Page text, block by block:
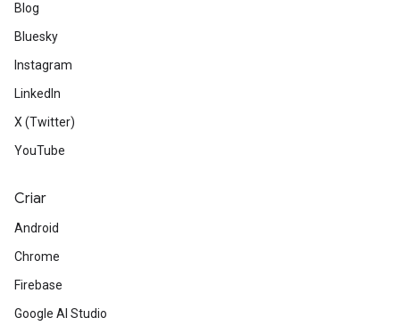
Blog
Bluesky
Instagram
LinkedIn
X (Twitter)
YouTube
Criar
Android
Chrome
Firebase
Google AI Studio